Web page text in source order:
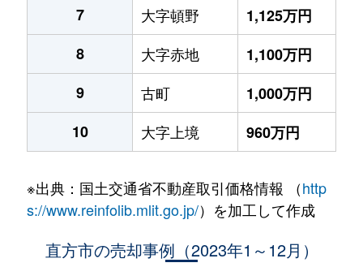
7
大字頓野
1,125万円
8
大字赤地
1,100万円
9
古町
1,000万円
10
大字上境 960万円
※出典：国土交通省不動産取引価格情報 （http
s://www.reinfolib.mlit.go.jp/）を加工して作成
直方市の売却事例（2023年1～12月）